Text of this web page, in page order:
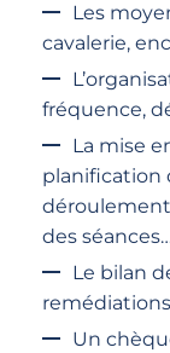
Les
cavalerie,
fréquence,
La mise
planification
des
Le bilan
Un